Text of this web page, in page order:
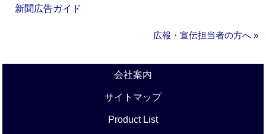
新聞広告ガイド
広報・宣伝担当者の方へ »
会社案内
サイトマップ
Product List